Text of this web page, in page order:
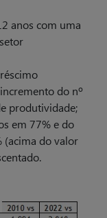
anos com uma
do nº
produtividade;
em 77% e do
(acima do valor